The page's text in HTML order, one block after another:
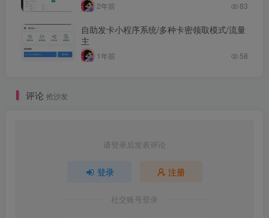
2年前 83
自助发卡小程序系统/多种卡密领取模式/流量
主
1年前 58
评论 抢沙发
请登录后发表评论
登录 注册
社交账号登录